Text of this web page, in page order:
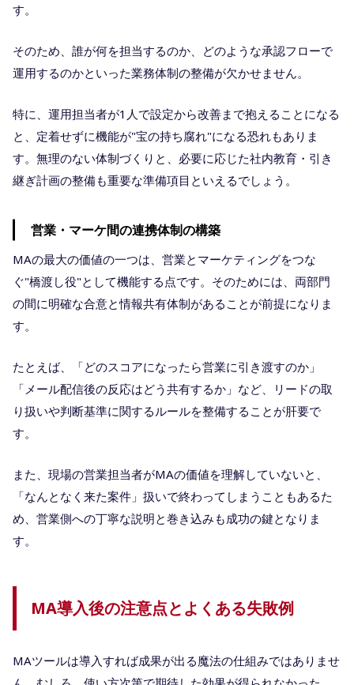
す。
そのため、誰が何を担当するのか、どのような承認フローで
運用するのかといった業務体制の整備が欠かせません。
特に、運用担当者が1人で設定から改善まで抱えることになる
と、定着せずに機能が"宝の持ち腐れ"になる恐れもありま
す。無理のない体制づくりと、必要に応じた社内教育・引き
継ぎ計画の整備も重要な準備項目といえるでしょう。
営業・マーケ間の連携体制の構築
MAの最大の価値の一つは、営業とマーケティングをつな
ぐ"橋渡し役"として機能する点です。そのためには、両部門
の間に明確な合意と情報共有体制があることが前提になりま
す。
たとえば、「どのスコアになったら営業に引き渡すのか」
「メール配信後の反応はどう共有するか」など、リードの取
り扱いや判断基準に関するルールを整備することが肝要で
す。
また、現場の営業担当者がMAの価値を理解していないと、
「なんとなく来た案件」扱いで終わってしまうこともあるた
め、営業側への丁寧な説明と巻き込みも成功の鍵となりま
す。
MA導入後の注意点とよくある失敗例
MAツールは導入すれば成果が出る魔法の仕組みではありませ